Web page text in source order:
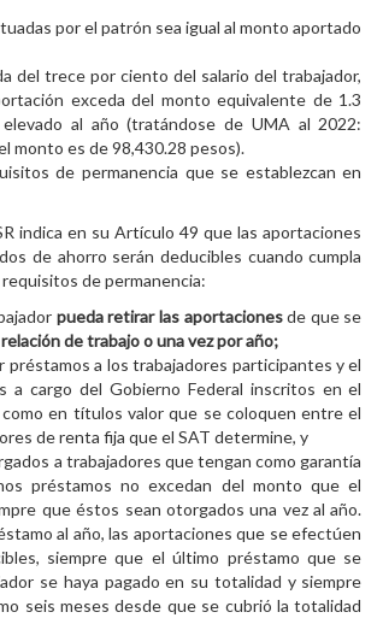
por el patrón sea igual al monto aportado
del trece por ciento del salario del trabajador,
exceda del monto equivalente de 1.3
al año (tratándose de UMA al 2022:
monto es de 98,430.28 pesos).
de permanencia que se establezcan en
indica en su Artículo 49 que las aportaciones
de ahorro serán deducibles cuando cumpla
de permanencia:
pueda retirar las aportacionesde que se
de trabajo o una vez por año;
a los trabajadores participantes y el
a cargo del Gobierno Federal inscritos en el
en títulos valor que se coloquen entre el
de renta fija que el SAT determine, y
a trabajadores que tengan como garantía
préstamos no excedan del monto que el
que éstos sean otorgados una vez al año.
al año, las aportaciones que se efectúen
siempre que el último préstamo que se
se haya pagado en su totalidad y siempre
seis meses desde que se cubrió la totalidad